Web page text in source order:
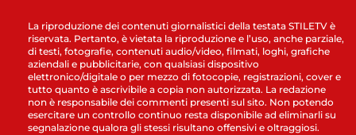
La riproduzione dei contenuti giornalistici della testata STILETV è
riservata. Pertanto, è vietata la riproduzione e l’uso, anche parziale,
di testi, fotografie, contenuti audio/video, filmati, loghi, grafiche
aziendali e pubblicitarie, con qualsiasi dispositivo
elettronico/digitale o per mezzo di fotocopie, registrazioni, cover e
tutto quanto è ascrivibile a copia non autorizzata. La redazione
non è responsabile dei commenti presenti sul sito. Non potendo
esercitare un controllo continuo resta disponibile ad eliminarli su
segnalazione qualora gli stessi risultano offensivi e oltraggiosi.